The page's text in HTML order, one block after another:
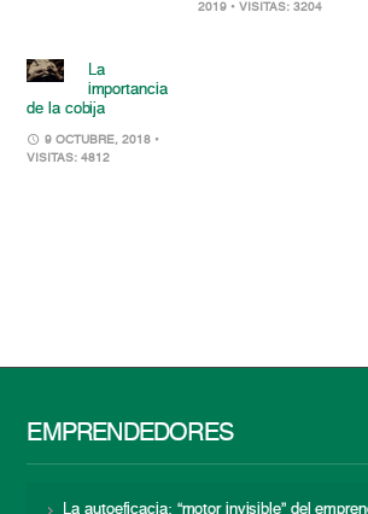
2019 • VISITAS: 3204
La
importancia
de la cobija
9 OCTUBRE, 2018 •
VISITAS: 4812
EMPRENDEDORES
La autoeficacia: “motor invisible” del